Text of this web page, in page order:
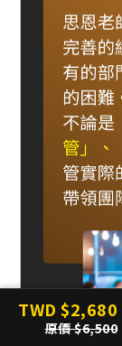
TWD 2,680
原價 6,500